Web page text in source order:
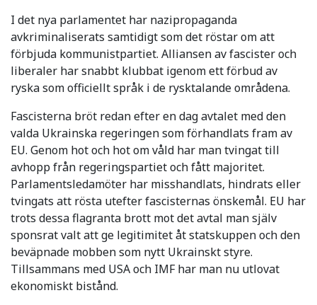
I det nya parlamentet har nazipropaganda
avkriminaliserats samtidigt som det röstar om att
förbjuda kommunistpartiet. Alliansen av fascister och
liberaler har snabbt klubbat igenom ett förbud av
ryska som officiellt språk i de rysktalande områdena.
Fascisterna bröt redan efter en dag avtalet med den
valda Ukrainska regeringen som förhandlats fram av
EU. Genom hot och hot om våld har man tvingat till
avhopp från regeringspartiet och fått majoritet.
Parlamentsledamöter har misshandlats, hindrats eller
tvingats att rösta utefter fascisternas önskemål. EU har
trots dessa flagranta brott mot det avtal man själv
sponsrat valt att ge legitimitet åt statskuppen och den
beväpnade mobben som nytt Ukrainskt styre.
Tillsammans med USA och IMF har man nu utlovat
ekonomiskt bistånd.